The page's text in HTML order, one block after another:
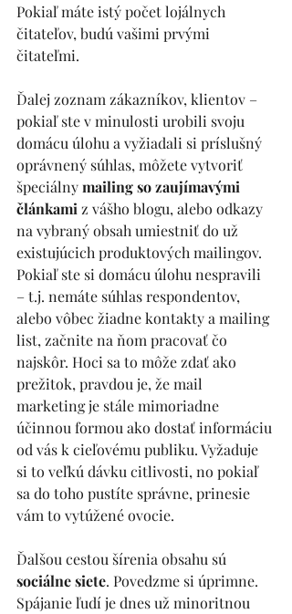
Pokiaľ máte istý počet lojálnych
čitateľov, budú vašimi prvými
čitateľmi.
Ďalej zoznam zákazníkov, klientov –
pokiaľ ste v minulosti urobili svoju
domácu úlohu a vyžiadali si príslušný
oprávnený súhlas, môžete vytvoriť
špeciálny mailing so zaujímavými
článkami z vášho blogu, alebo odkazy
na vybraný obsah umiestniť do už
existujúcich produktových mailingov.
Pokiaľ ste si domácu úlohu nespravili
– t.j. nemáte súhlas respondentov,
alebo vôbec žiadne kontakty a mailing
list, začnite na ňom pracovať čo
najskôr. Hoci sa to môže zdať ako
prežitok, pravdou je, že mail
marketing je stále mimoriadne
účinnou formou ako dostať informáciu
od vás k cieľovému publiku. Vyžaduje
si to veľkú dávku citlivosti, no pokiaľ
sa do toho pustíte správne, prinesie
vám to vytúžené ovocie.
Ďalšou cestou šírenia obsahu sú
sociálne siete. Povedzme si úprimne.
Spájanie ľudí je dnes už minoritnou